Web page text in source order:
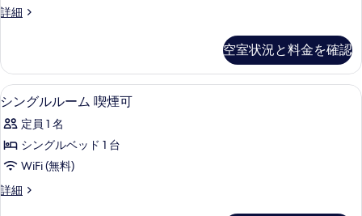
写
表
示
す
る
ム
煙
可
の
す
べ
て
の
詳細
ト
ル
ー
ム
煙
可
詳
細
空室状況と料金を確認
シ
ン
グ
ル
ー
遮光カーテン、アイロン / アイロン
6
シングルルーム 喫煙可
定員 1 名
シングルベッド 1 台
WiFi (無料)
詳細
シ